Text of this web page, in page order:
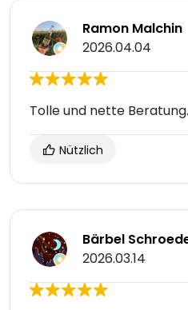
Ramon Malchin
2026.04.04
Tolle und nette Beratung.
Nützlich
Bärbel
2026.03.14